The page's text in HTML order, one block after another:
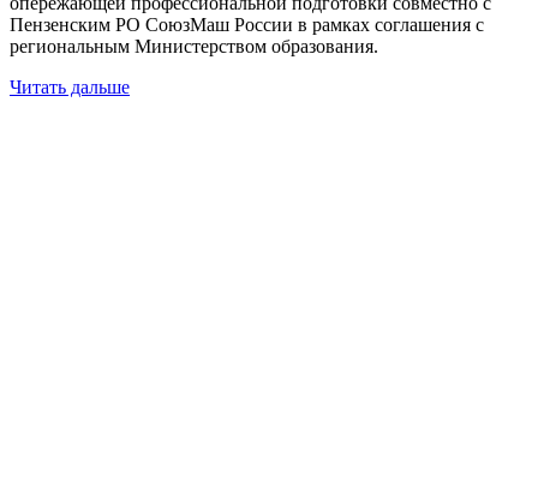
Пензенским РО СоюзМаш России в рамках соглашения с
региональным Министерством образования.
Читать дальше